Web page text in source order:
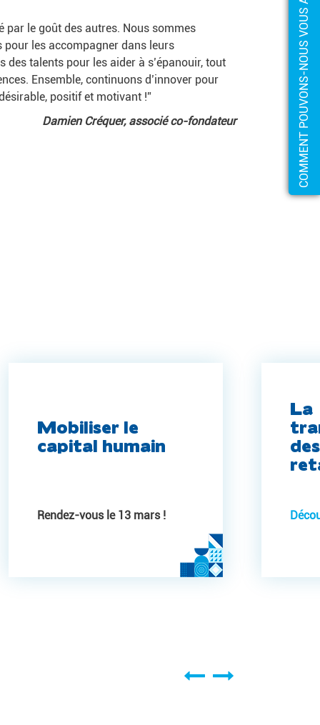
par le goût des autres. Nous sommes
les accompagner dans leurs
talents pour les aider à s’épanouir, tout
Ensemble, continuons d’innover pour
positif et motivant !”
Damien Créquer, associé co-fondateur
Mobiliser le
capital humain
Rendez-vous le 13 mars !
La
COMMENT POUVONS-NOUS VOUS AIDER ?